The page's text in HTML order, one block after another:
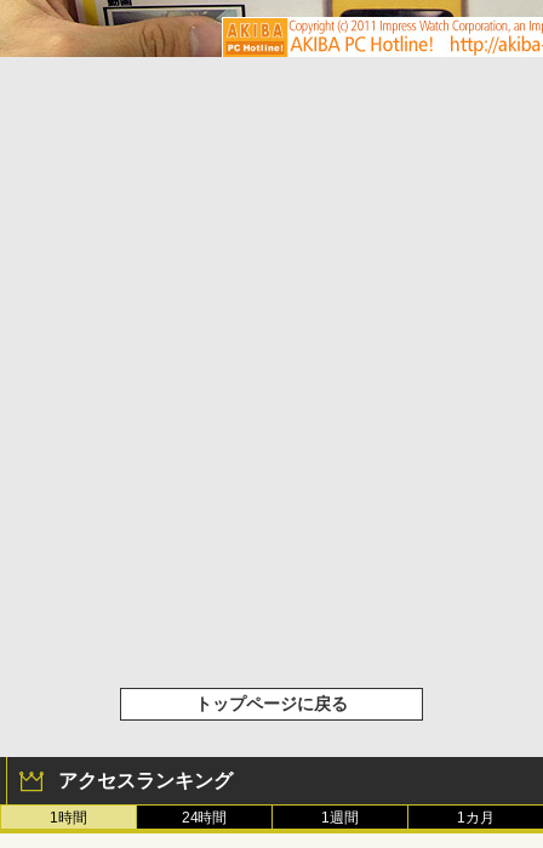
トップページに戻る
アクセスランキング
1時間 24時間 1週間 1カ月